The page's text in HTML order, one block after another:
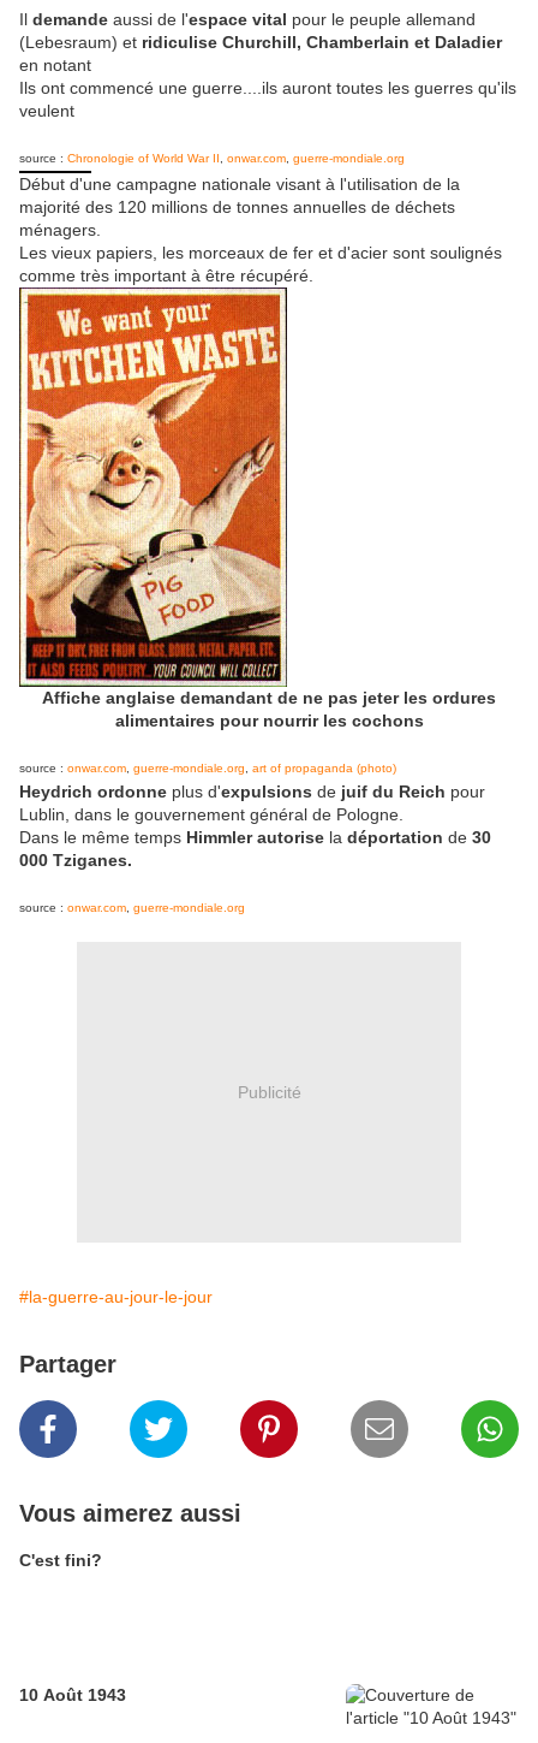
Il demande aussi de l'espace vital pour le peuple allemand
(Lebesraum) et ridiculise Churchill, Chamberlain et Daladier
en notant
Ils ont commencé une guerre....ils auront toutes les guerres qu'ils
veulent
source : Chronologie of World War II onwar.com guerre-mondiale.org
Début d'une campagne nationale visant à l'utilisation de la
majorité des 120 millions de tonnes annuelles de déchets
ménagers.
Les vieux papiers, les morceaux de fer et d'acier sont soulignés
comme très important à être récupéré.
Affiche anglaise demandant de ne pas jeter les ordures
alimentaires pour nourrir les cochons
source : onwar.com guerre-mondiale.org art of propaganda (photo)
Heydrich ordonne plus d'expulsions de juif du Reich pour
Lublin, dans le gouvernement général de Pologne.
Dans le même temps Himmler autorise la déportation de 30
000 Tziganes.
source : onwar.com guerre-mondiale.org
Publicité
#la-guerre-au-jour-le-jour
Partager
Vous aimerez aussi
C'est fini?
10 Août 1943